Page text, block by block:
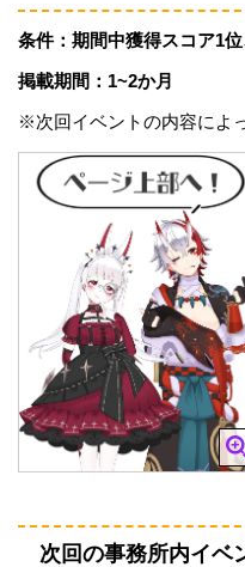
条件：期間中獲得スコア1
掲載期間：1~2か月
※次回イベントの内容によ
次回の事務所内イベ